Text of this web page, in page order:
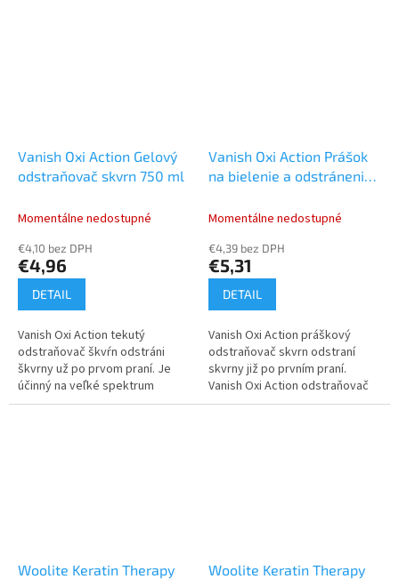
Vanish Oxi Action Gelový
odstraňovač skvrn 750 ml
Momentálne nedostupné
€4,10 bez DPH
€4,96
DETAIL
Vanish Oxi Action tekutý
odstraňovač škvŕn odstráni
škvrny už po prvom praní. Je
účinný na veľké spektrum
škvrny. Pre dosiahnutie
Vanish Oxi Action Prášok
na bielenie a odstránenie
Momentálne nedostupné
€4,39 bez DPH
€5,31
DETAIL
Vanish Oxi Action práškový
odstraňovač skvrn odstraní
skvrny již po prvním praní.
Vanish Oxi Action odstraňovač
skvrn v prášku odstraní skvrny
Woolite Keratin Therapy
Woolite Keratin Therapy